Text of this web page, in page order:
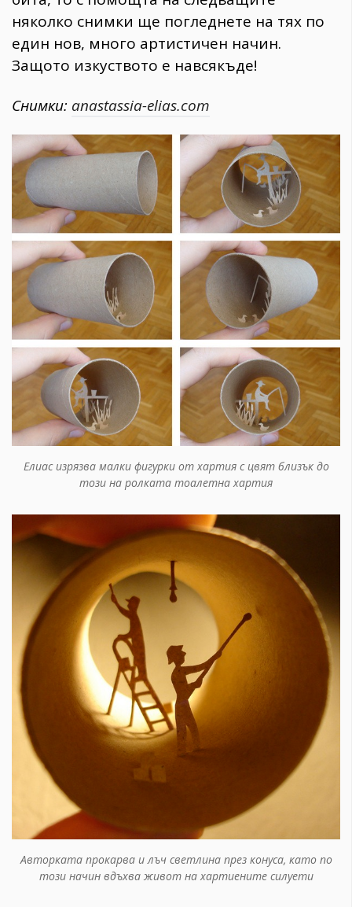
няколко снимки ще погледнете на тях по
един нов, много артистичен начин.
Защото изкуството е навсякъде!
Снимки: anastassia-elias.com
Елиас изрязва малки фигурки от хартия с цвят близък до
този на ролката тоалетна хартия
Авторката прокарва и лъч светлина през конуса, като по
този начин вдъхва живот на хартиените силуети